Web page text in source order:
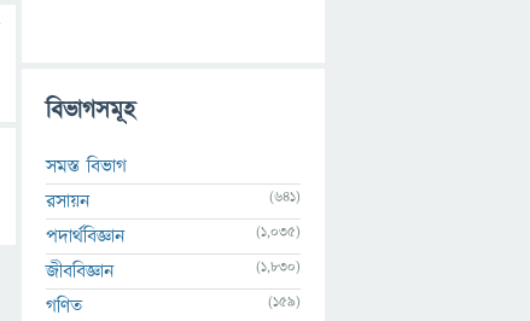
বিভাগসমূহ
সমস্ত বিভাগ
রসায়ন
(641)
পদার্থবিজ্ঞান (1,035)
জীববিজ্ঞান (1,830)
গণিত (159)